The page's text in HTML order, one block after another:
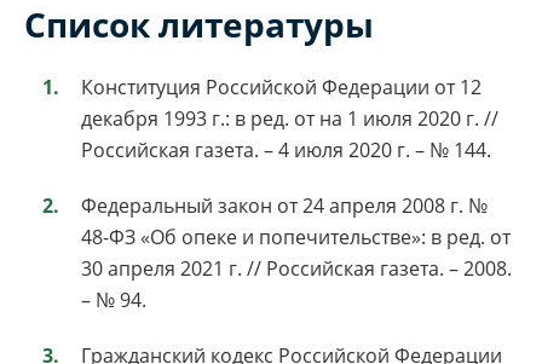
Список литературы
Конституция Российской Федерации от 12
декабря 1993 г.: в ред. от на 1 июля 2020 г. //
Российская газета. – 4 июля 2020 г. – № 144.
Федеральный закон от 24 апреля 2008 г. №
48-ФЗ «Об опеке и попечительстве»: в ред. от
30 апреля 2021 г. // Российская газета. – 2008.
– № 94.
Гражданский кодекс Российской Федерации